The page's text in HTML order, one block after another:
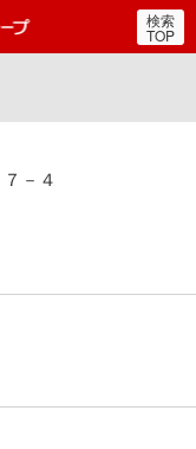
郵便局・日本郵政グルー
検索
TOP
－４